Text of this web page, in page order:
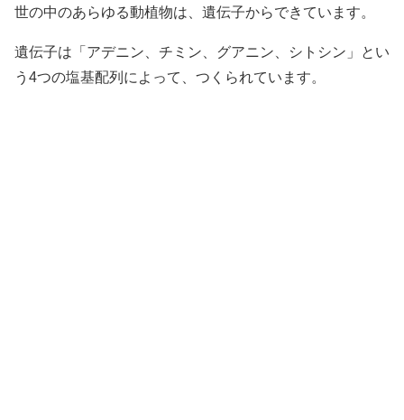
世の中のあらゆる動植物は、遺伝子からできています。
遺伝子は「アデニン、チミン、グアニン、シトシン」とい
う4つの塩基配列によって、つくられています。